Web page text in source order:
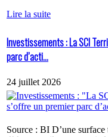
Lire la suite
Investissements : La SCI
parc d’acti...
24 juillet 2026
Source : BI D’une surface